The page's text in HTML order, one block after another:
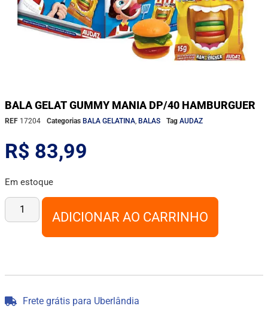
BALA GELAT GUMMY MANIA DP/40 HAMBURGUER
REF 17204 Categorias BALA GELATINA BALAS Tag AUDAZ
R$ 83,99
Em estoque
ADICIONAR AO CARRINHO
Frete grátis para Uberlândia